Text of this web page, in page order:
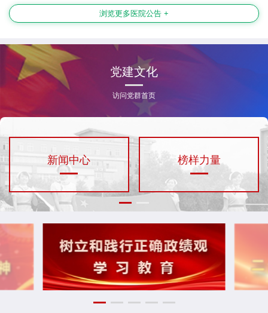
浏览更多医院公告 +
党建文化
访问党群首页
新闻中心 榜样力量